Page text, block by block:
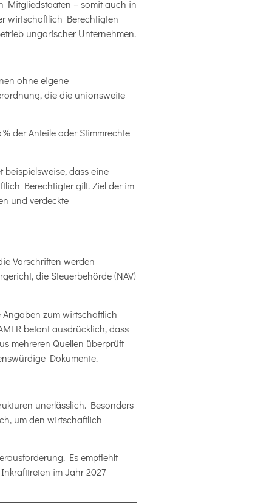
Mitgliedstaaten – somit auch in
wirtschaftlich Berechtigten
ungarischer Unternehmen.
ohne eigene
die die unionsweite
der Anteile oder Stimmrechte
dass eine
Berechtigter gilt. Ziel der im
und verdeckte
Vorschriften werden
die Steuerbehörde (NAV)
zum wirtschaftlich
betont ausdrücklich, dass
mehreren Quellen überprüft
Dokumente.
unerlässlich. Besonders
um den wirtschaftlich
Es empfiehlt
im Jahr 2027